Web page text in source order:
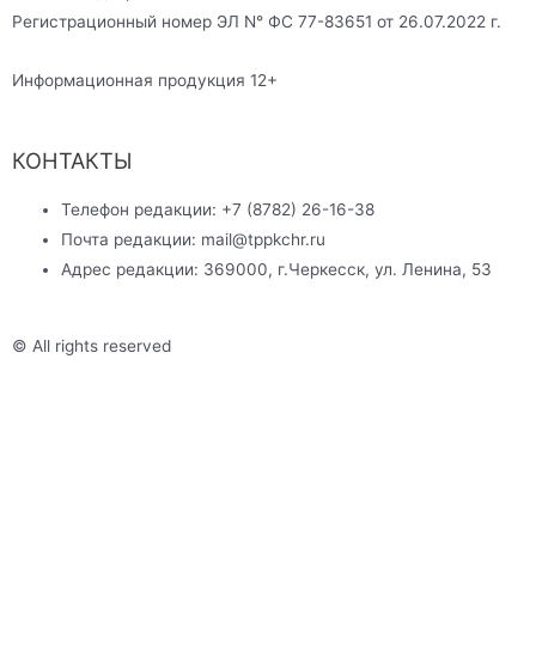
Регистрационный номер ЭЛ N° ФС 77-83651 от 26.07.2022 г.
Информационная продукция 12+
КОНТАКТЫ
Телефон редакции: +7 (8782) 26-16-38
Почта редакции: mail@tppkchr.ru
Адрес редакции: 369000, г.Черкесск, ул. Ленина, 53
© All rights reserved